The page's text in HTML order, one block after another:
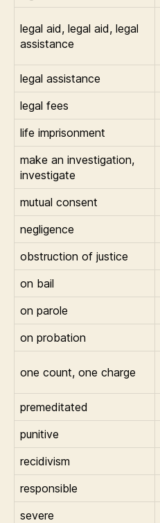
legal aid, legal aid, legal
assistance
legal assistance
legal fees
life imprisonment
make an investigation,
investigate
mutual consent
negligence
obstruction of justice
on bail
on parole
on probation
one count, one charge
premeditated
punitive
recidivism
responsible
severe